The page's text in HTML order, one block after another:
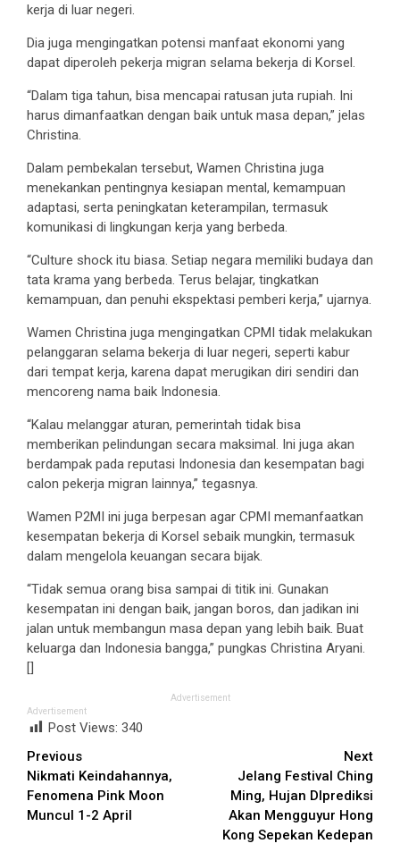
kerja di luar negeri.
Dia juga mengingatkan potensi manfaat ekonomi yang
dapat diperoleh pekerja migran selama bekerja di Korsel.
“Dalam tiga tahun, bisa mencapai ratusan juta rupiah. Ini
harus dimanfaatkan dengan baik untuk masa depan,” jelas
Christina.
Dalam pembekalan tersebut, Wamen Christina juga
menekankan pentingnya kesiapan mental, kemampuan
adaptasi, serta peningkatan keterampilan, termasuk
komunikasi di lingkungan kerja yang berbeda.
“Culture shock itu biasa. Setiap negara memiliki budaya dan
tata krama yang berbeda. Terus belajar, tingkatkan
kemampuan, dan penuhi ekspektasi pemberi kerja,” ujarnya.
Wamen Christina juga mengingatkan CPMI tidak melakukan
pelanggaran selama bekerja di luar negeri, seperti kabur
dari tempat kerja, karena dapat merugikan diri sendiri dan
mencoreng nama baik Indonesia.
“Kalau melanggar aturan, pemerintah tidak bisa
memberikan pelindungan secara maksimal. Ini juga akan
berdampak pada reputasi Indonesia dan kesempatan bagi
calon pekerja migran lainnya,” tegasnya.
Wamen P2MI ini juga berpesan agar CPMI memanfaatkan
kesempatan bekerja di Korsel sebaik mungkin, termasuk
dalam mengelola keuangan secara bijak.
“Tidak semua orang bisa sampai di titik ini. Gunakan
kesempatan ini dengan baik, jangan boros, dan jadikan ini
jalan untuk membangun masa depan yang lebih baik. Buat
keluarga dan Indonesia bangga,” pungkas Christina Aryani.
[]
Advertisement
Advertisement
Post Views: 340
Continue
Reading
Previous
Nikmati Keindahannya,
Fenomena Pink Moon
Muncul 1-2 April
Next
Jelang Festival Ching
Ming, Hujan DIprediksi
Akan Mengguyur Hong
Kong Sepekan Kedepan